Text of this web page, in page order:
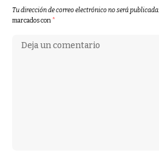
Tu dirección de correo electrónico no será publicada.
marcados con *